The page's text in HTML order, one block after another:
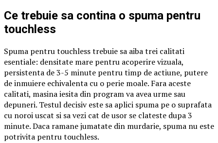
Ce trebuie sa contina o spuma pentru
touchless
Spuma pentru touchless trebuie sa aiba trei calitati
esentiale: densitate mare pentru acoperire vizuala,
persistenta de 3-5 minute pentru timp de actiune, putere
de inmuiere echivalenta cu o perie moale. Fara aceste
calitati, masina iesita din program va avea urme sau
depuneri. Testul decisiv este sa aplici spuma pe o suprafata
cu noroi uscat si sa vezi cat de usor se clateste dupa 3
minute. Daca ramane jumatate din murdarie, spuma nu este
potrivita pentru touchless.